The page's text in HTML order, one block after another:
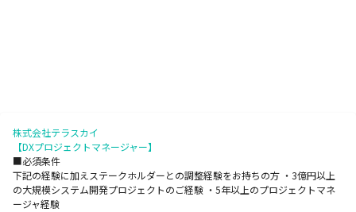
株式会社テラスカイ
【DXプロジェクトマネージャー】
■必須条件
下記の経験に加えステークホルダーとの調整経験をお持ちの方 ・3億円以上
の大規模システム開発プロジェクトのご経験 ・5年以上のプロジェクトマネ
ージャ経験